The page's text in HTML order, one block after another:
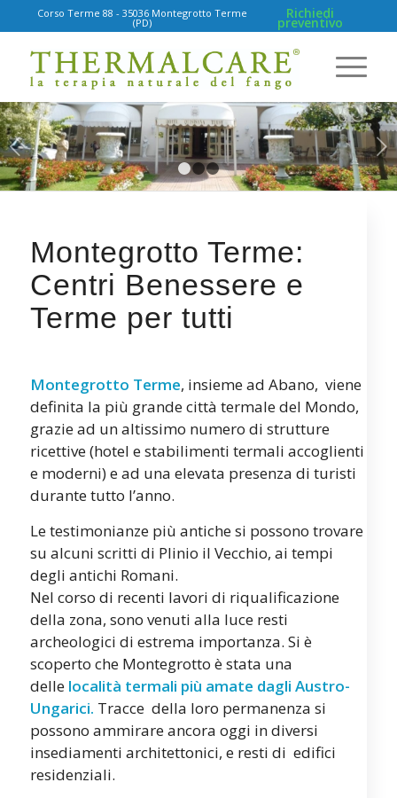
Corso Terme 88 - 35036 Montegrotto Terme
(PD)
Richiedi
preventivo
Succ
1 2 3
Montegrotto Terme:
Centri Benessere e
Terme per tutti
Montegrotto Terme, insieme ad Abano, viene
definita la più grande città termale del Mondo,
grazie ad un altissimo numero di strutture
ricettive (hotel e stabilimenti termali accoglienti
e moderni) e ad una elevata presenza di turisti
durante tutto l’anno.
Le testimonianze più antiche si possono trovare
su alcuni scritti di Plinio il Vecchio, ai tempi
degli antichi Romani.
Nel corso di recenti lavori di riqualificazione
della zona, sono venuti alla luce resti
archeologici di estrema importanza. Si è
scoperto che Montegrotto è stata una
dellelocalità termali più amate dagli Austro-
Ungarici. Tracce della loro permanenza si
possono ammirare ancora oggi in diversi
insediamenti architettonici, e resti di edifici
residenziali.